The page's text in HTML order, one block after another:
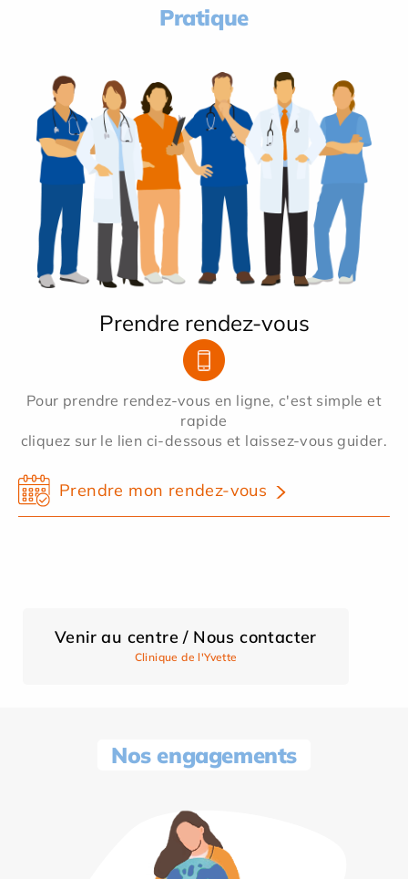
Pratique
Prendre rendez-vous
Pour prendre rendez-vous en ligne, c'est simple et
rapide
cliquez sur le lien ci-dessous et laissez-vous guider.
Prendre mon rendez-vous
Venir au centre / Nous contacter
Clinique de l'Yvette
Nos engagements